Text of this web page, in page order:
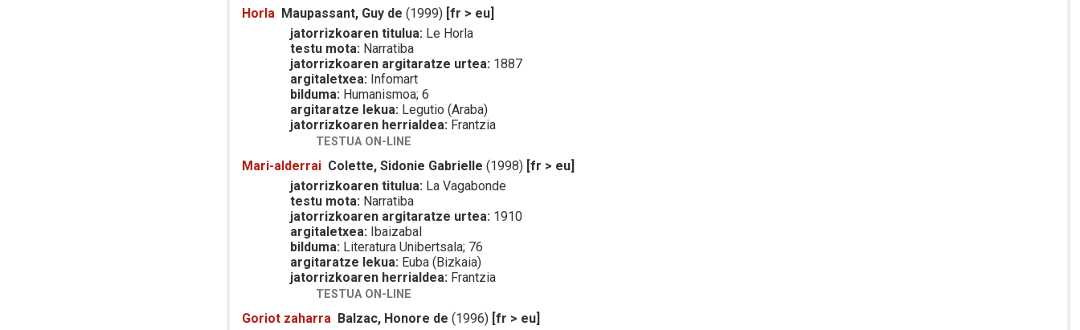
Horla Maupassant, Guy de (1999) [fr > eu]
jatorrizkoaren titulua: Le Horla
testu mota: Narratiba
jatorrizkoaren argitaratze urtea: 1887
argitaletxea: Infomart
bilduma: Humanismoa; 6
argitaratze lekua: Legutio (Araba)
jatorrizkoaren herrialdea: Frantzia
TESTUA ON-LINE
Mari-alderrai Colette, Sidonie Gabrielle (1998) [fr > eu]
jatorrizkoaren titulua: La Vagabonde
testu mota: Narratiba
jatorrizkoaren argitaratze urtea: 1910
argitaletxea: Ibaizabal
bilduma: Literatura Unibertsala; 76
argitaratze lekua: Euba (Bizkaia)
jatorrizkoaren herrialdea: Frantzia
TESTUA ON-LINE
Goriot zaharra Balzac, Honore de (1996) [fr > eu]